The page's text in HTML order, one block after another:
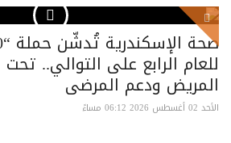
للعام الرابع على التوالي..
المريض ودعم المرضى
الأحد 02 أغسطس 2026 06:12 مساءً